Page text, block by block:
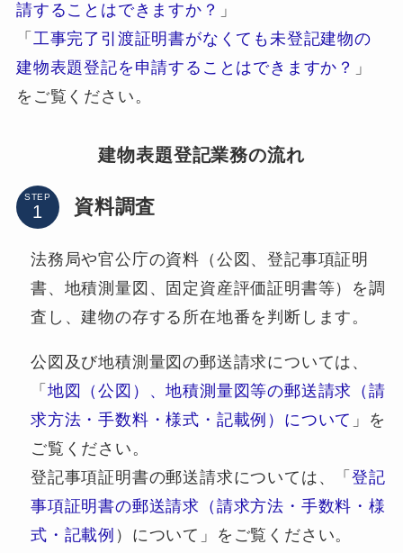
請することはできますか？ 」
「 工事完了引渡証明書がなくても未登記建物の
建物表題登記を申請することはできますか？ 」
をご覧ください。
建物表題登記業務の流れ
STEP 資料調査
法務局や官公庁の資料（公図、登記事項証明
書、地積測量図、固定資産評価証明書等）を調
査し、建物の存する所在地番を判断します。
公図及び地積測量図の郵送請求については、
「 地図（公図）、地積測量図等の郵送請求（請
求方法・手数料・様式・記載例）について 」を
ご覧ください。
登記事項証明書の郵送請求については、「登記
事項証明書の郵送請求（請求方法・手数料・様
式・記載例 ）について」をご覧ください。